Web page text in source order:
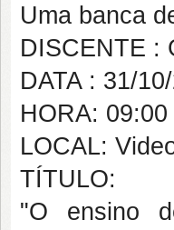
Uma banca
DISCENTE :
DATA : 31/
HORA: 09:00
LOCAL:
TÍTULO:
"O ensino